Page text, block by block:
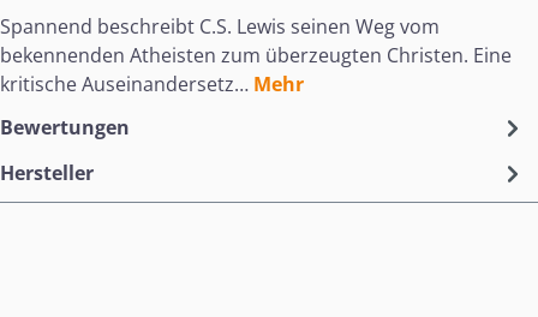
Spannend beschreibt C.S. Lewis seinen Weg vom
bekennenden Atheisten zum überzeugten Christen. Eine
kritische Auseinandersetz… Mehr
Bewertungen
Hersteller